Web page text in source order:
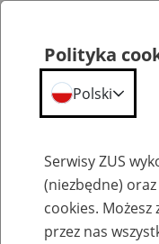
Emerytury
Polityka
Polski
Serwisy ZUS
(niezbędne)
cookies.
przez nas